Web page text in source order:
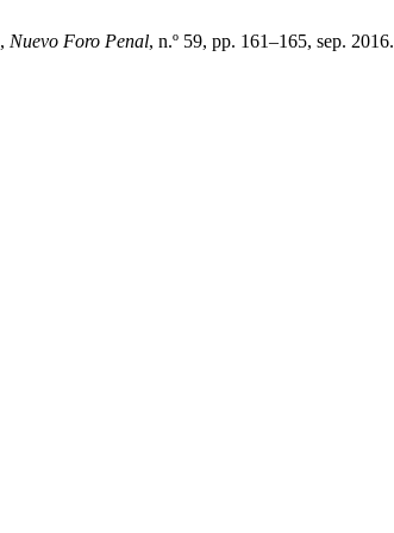
Nuevo Foro Penal, n.º 59, pp. 161–165, sep. 2016.